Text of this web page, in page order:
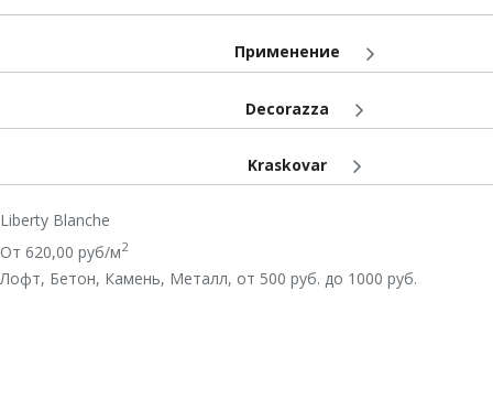
Применение
Decorazza
Kraskovar
Liberty Blanche
От 620,00 руб/м2
Лофт, Бетон, Камень, Металл, от 500 руб. до 1000 руб.